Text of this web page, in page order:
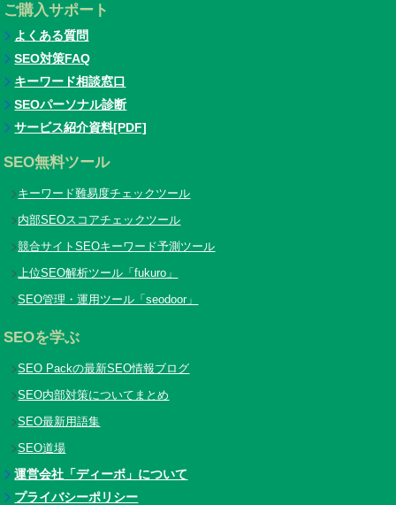
ご購入サポート
よくある質問
SEO対策FAQ
キーワード相談窓口
SEOパーソナル診断
サービス紹介資料[PDF]
SEO無料ツール
キーワード難易度チェックツール
内部SEOスコアチェックツール
競合サイトSEOキーワード予測ツール
上位SEO解析ツール「fukuro」
SEO管理・運用ツール「seodoor」
SEOを学ぶ
SEO Packの最新SEO情報ブログ
SEO内部対策についてまとめ
SEO最新用語集
SEO道場
運営会社「ディーボ」について
プライバシーポリシー